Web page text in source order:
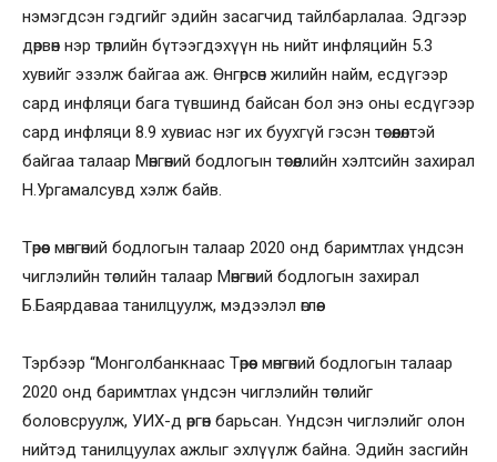
нэмэгдсэн гэдгийг эдийн засагчид тайлбарлалаа. Эдгээр
дөрвөн нэр төрлийн бүтээгдэхүүн нь нийт инфляцийн 5.3
хувийг эзэлж байгаа аж. Өнгөрсөн жилийн найм, есдүгээр
сард инфляци бага түвшинд байсан бол энэ оны есдүгээр
сард инфляци 8.9 хувиас нэг их буухгүй гэсэн төсөөлөлтэй
байгаа талаар Мөнгөний бодлогын төсөөллийн хэлтсийн захирал
Н.Ургамалсувд хэлж байв.
Төрөөс мөнгөний бодлогын талаар 2020 онд баримтлах үндсэн
чиглэлийн төслийн талаар Мөнгөний бодлогын захирал
Б.Баярдаваа танилцуулж, мэдээлэл өглөө.
Тэрбээр “Монголбанкнаас Төрөөс мөнгөний бодлогын талаар
2020 онд баримтлах үндсэн чиглэлийн төслийг
боловсруулж, УИХ-д өргөн барьсан. Үндсэн чиглэлийг олон
нийтэд танилцуулах ажлыг эхлүүлж байна. Эдийн засгийн